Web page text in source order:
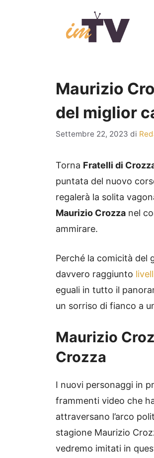
Maurizio
del miglior
Settembre 22, 2023 di
Torna Fratelli di
puntata del nuovo
regalerà la solita
Maurizio Crozza nel
ammirare.
Perché la comicità del
davvero raggiunto
eguali in tutto il
un sorriso di fianco a
Maurizio
Crozza
I nuovi personaggi in
frammenti video che
attraversano l’arco
stagione Maurizio
vedremo imitati in